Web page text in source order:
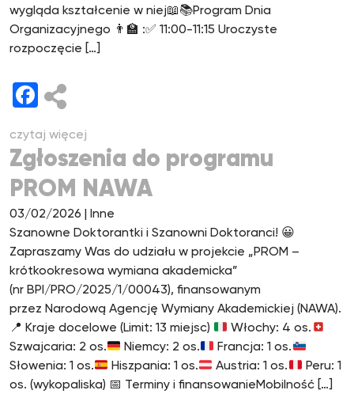
wygląda kształcenie w niej📖📚Program Dnia
Organizacyjnego 👨‍🏫 :✅ 11:00-11:15 Uroczyste
rozpoczęcie […]
Facebook
czytaj więcej
Zgłoszenia do programu
PROM NAWA
03/02/2026 | Inne
Szanowne Doktorantki i Szanowni Doktoranci! 😀
Zapraszamy Was do udziału w projekcie „PROM –
krótkookresowa wymiana akademicka”
(nr BPI/PRO/2025/1/00043), finansowanym
przez Narodową Agencję Wymiany Akademickiej (NAWA).
📍 Kraje docelowe (Limit: 13 miejsc)
Włochy: 4 os.
Szwajcaria: 2 os.
Niemcy: 2 os.
Francja: 1 os.
Słowenia: 1 os.
Hiszpania: 1 os. Austria: 1 os.
Peru: 1
os. (wykopaliska) 📅 Terminy i finansowanieMobilność […]